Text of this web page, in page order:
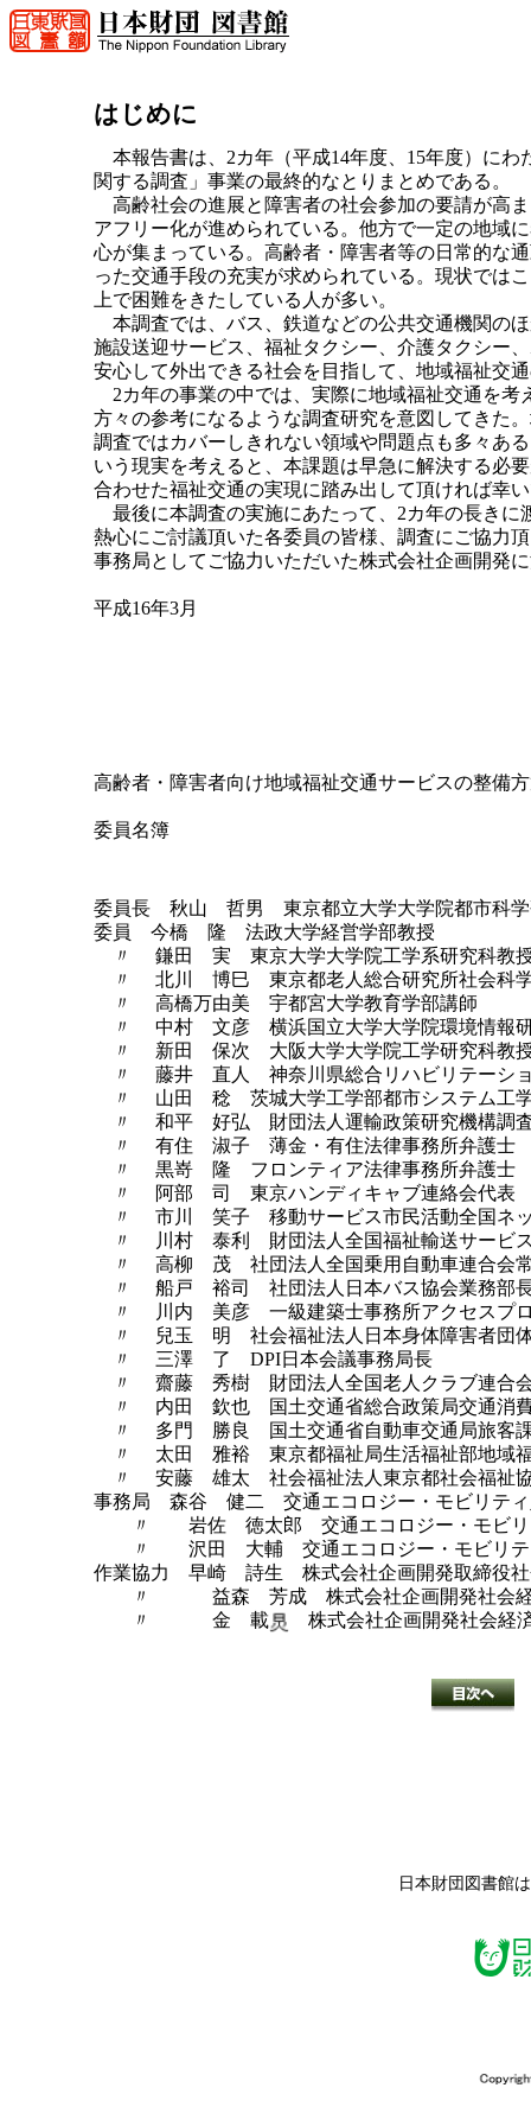
はじめに
本報告書は、2カ年（平成14年度、15年度）にわ
関する調査」事業の最終的なとりまとめである。
高齢社会の進展と障害者の社会参加の要請が高
アフリー化が進められている。他方で一定の地域
心が集まっている。高齢者・障害者等の日常的な
った交通手段の充実が求められている。現状では
上で困難をきたしている人が多い。
本調査では、バス、鉄道などの公共交通機関の
施設送迎サービス、福祉タクシー、介護タクシー
安心して外出できる社会を目指して、地域福祉交
2カ年の事業の中では、実際に地域福祉交通を考
方々の参考になるような調査研究を意図してきた
調査ではカバーしきれない領域や問題点も多々あ
いう現実を考えると、本課題は早急に解決する必
合わせた福祉交通の実現に踏み出して頂ければ幸
最後に本調査の実施にあたって、2カ年の長きに
熱心にご討議頂いた各委員の皆様、調査にご協力
事務局としてご協力いただいた株式会社企画開発
平成16年3月
高齢者・障害者向け地域福祉交通サービスの整備
委員名簿
委員長 秋山 哲男 東京都立大学大学院都市科学
委員 今橋 隆 法政大学経営学部教授
〃 鎌田 実 東京大学大学院工学系研究科教
〃 北川 博巳 東京都老人総合研究所社会科学
〃 高橋万由美 宇都宮大学教育学部講師
〃 中村 文彦 横浜国立大学大学院環境情報研
〃 新田 保次 大阪大学大学院工学研究科教
〃 藤井 直人 神奈川県総合リハビリテーショ
〃 山田 稔 茨城大学工学部都市システム工学
〃 和平 好弘 財団法人運輸政策研究機構調
〃 有住 淑子 薄金・有住法律事務所弁護士
〃 黒嵜 隆 フロンティア法律事務所弁護士
〃 阿部 司 東京ハンディキャブ連絡会代表
〃 市川 笑子 移動サービス市民活動全国ネッ
〃 川村 泰利 財団法人全国福祉輸送サービス
〃 高柳 茂 社団法人全国乗用自動車連合会
〃 船戸 裕司 社団法人日本バス協会業務部
〃 川内 美彦 一級建築士事務所アクセスプロ
〃 兒玉 明 社会福祉法人日本身体障害者団体
〃 三澤 了 DPI日本会議事務局長
〃 齋藤 秀樹 財団法人全国老人クラブ連合会
〃 内田 欽也 国土交通省総合政策局交通消費
〃 多門 勝良 国土交通省自動車交通局旅客課
〃 太田 雅裕 東京都福祉局生活福祉部地域福
〃 安藤 雄太 社会福祉法人東京都社会福祉協
事務局 森谷 健二 交通エコロジー・モビリティ
〃 岩佐 徳太郎 交通エコロジー・モビリテ
〃 沢田 大輔 交通エコロジー・モビリティ
作業協力 早崎 詩生 株式会社企画開発取締役社
〃 益森 芳成 株式会社企画開発社会経済
〃 金 載
株式会社企画開発社会経
日本財団図書館